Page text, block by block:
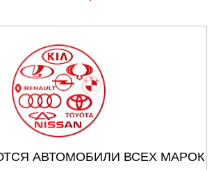
АВТОМОБИЛИ ВСЕХ МАРОК